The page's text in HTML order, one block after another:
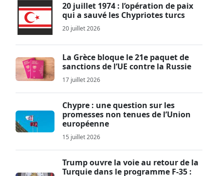
20 juillet 1974 : l’opération de paix
qui a sauvé les Chypriotes turcs
20 juillet 2026
La Grèce bloque le 21e paquet de
sanctions de l’UE contre la Russie
17 juillet 2026
Chypre : une question sur les
promesses non tenues de l’Union
européenne
15 juillet 2026
Trump ouvre la voie au retour de la
Turquie dans le programme F-35 :